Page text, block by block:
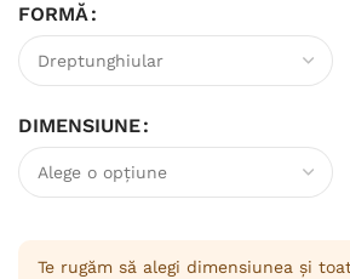
FORMĂ
DIMENSIUNE
Te rugăm să alegi dimensiunea și